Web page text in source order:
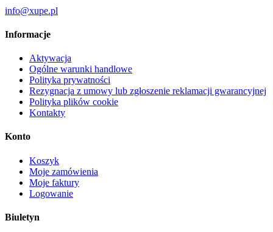
info@xupe.pl
Informacje
Aktywacja
Ogólne warunki handlowe
Polityka prywatności
Rezygnacja z umowy lub zgłoszenie reklamacji gwarancyjnej
Polityka plików cookie
Kontakty
Konto
Koszyk
Moje zamówienia
Moje faktury
Logowanie
Biuletyn